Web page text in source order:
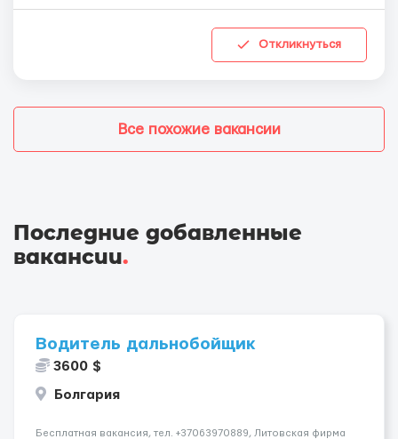
Откликнуться
Все похожие вакансии
Последние добавленные
вакансии.
Водитель дальнобойщик
3600 $
Болгария
Бесплатная вакансия, тел. +37063970889, Литовская фирма